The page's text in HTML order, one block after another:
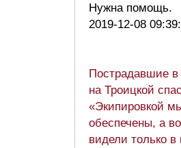
Нужна помощь.
2019-12-08
Пострадавшие в
на Троицкой
«Экипировкой
обеспечены, а
видели только в